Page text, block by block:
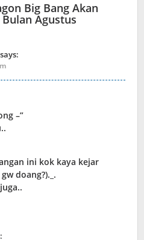
Big Bang Akan
Agustus
says:
–”
ini kok kaya kejar
doang?)._.